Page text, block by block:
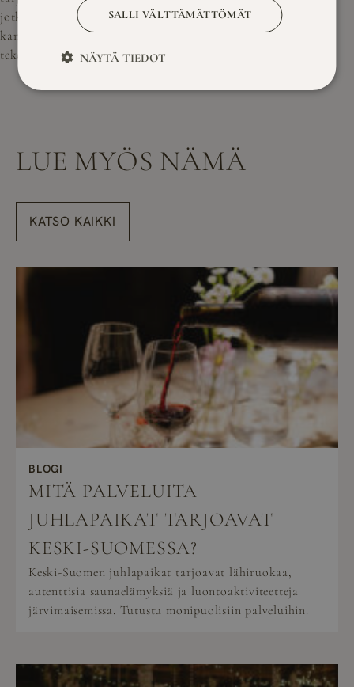
jotka tekevät tilaisuudesta sujuvan ja miellyttävän. Lisäksi
kannattaa hyödyntää paikan tarjoamat aktiviteetit, jotka
tekevät tilaisuudesta entistäkin unohtumattomamman.
LUE MYÖS NÄMÄ
KATSO KAIKKI
BLOGI
MITÄ PALVELUITA
JUHLAPAIKAT TARJOAVAT
KESKI-SUOMESSA?
Keski-Suomen juhlapaikat tarjoavat lähiruokaa,
autenttisia saunaelämyksiä ja luontoaktiviteetteja
järvimaisemissa. Tutustu monipuolisiin palveluihin.
SALLI VÄLTTÄMÄTTÖMÄT
NÄYTÄ TIEDOT